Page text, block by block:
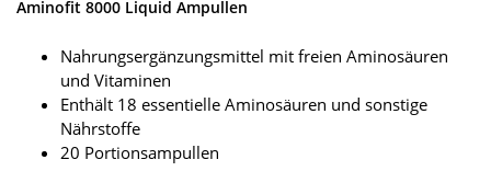
Aminofit 8000 Liquid Ampullen
Nahrungsergänzungsmittel mit freien Aminosäuren
und Vitaminen
Enthält 18 essentielle Aminosäuren und sonstige
Nährstoffe
20 Portionsampullen